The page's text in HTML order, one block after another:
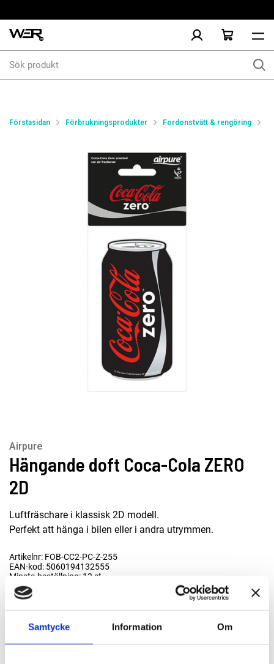
Samtycke Information Om
produkt
Förstasidan Förbrukningsprodukter Fordonstvätt & rengöring
Airpure
Hängande doft Coca-Cola ZERO
2D
Luftfräschare i klassisk 2D modell.
Perfekt att hänga i bilen eller i andra utrymmen.
Artikelnr: FOB-CC2-PC-Z-255
EAN-kod: 5060194132555
Minsta beställning: 12 st
Rekommenderat pris: 31.20 kr
31,20 kr